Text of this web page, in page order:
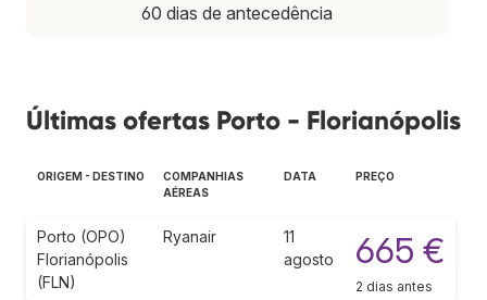
60 dias de antecedência
Últimas ofertas Porto - Florianópolis
ORIGEM - DESTINO
COMPANHIAS
AÉREAS
DATA PREÇO
Porto (OPO)
Florianópolis
(FLN)
Ryanair
11
agosto
665 €
2 dias antes